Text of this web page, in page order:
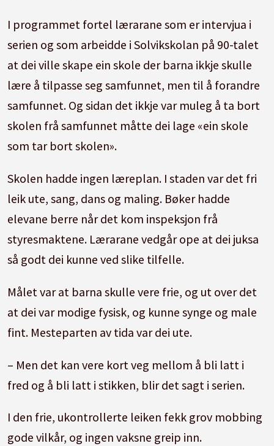
I programmet fortel lærarane som er intervjua i
serien og som arbeidde i Solvikskolan på 90-talet
at dei ville skape ein skole der barna ikkje skulle
lære å tilpasse seg samfunnet, men til å forandre
samfunnet. Og sidan det ikkje var muleg å ta bort
skolen frå samfunnet måtte dei lage «ein skole
som tar bort skolen».
Skolen hadde ingen læreplan. I staden var det fri
leik ute, sang, dans og maling. Bøker hadde
elevane berre når det kom inspeksjon frå
styresmaktene. Lærarane vedgår ope at dei juksa
så godt dei kunne ved slike tilfelle.
Målet var at barna skulle vere frie, og ut over det
at dei var modige fysisk, og kunne synge og male
fint. Mesteparten av tida var dei ute.
– Men det kan vere kort veg mellom å bli latt i
fred og å bli latt i stikken, blir det sagt i serien.
I den frie, ukontrollerte leiken fekk grov mobbing
gode vilkår, og ingen vaksne greip inn.